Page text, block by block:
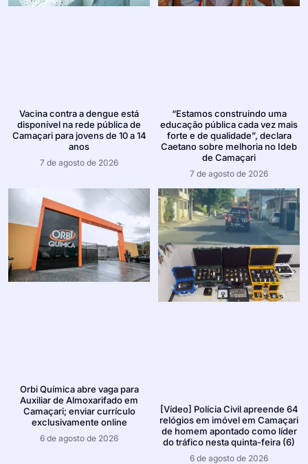
Vacina contra a dengue está
disponível na rede pública de
Camaçari para jovens de 10 a 14
anos
7 de agosto de 2026
“Estamos construindo uma
educação pública cada vez mais
forte e de qualidade”, declara
Caetano sobre melhoria no Ideb
de Camaçari
7 de agosto de 2026
Orbi Química abre vaga para
Auxiliar de Almoxarifado em
Camaçari; enviar currículo
exclusivamente online
6 de agosto de 2026
[Vídeo] Polícia Civil apreende 64
relógios em imóvel em Camaçari
de homem apontado como líder
do tráfico nesta quinta-feira (6)
6 de agosto de 2026